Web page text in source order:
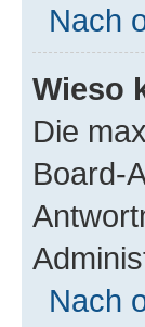
Nach
Wieso
Die
Board-
Nach